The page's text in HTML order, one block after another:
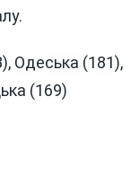
Одеська (181),
(169)